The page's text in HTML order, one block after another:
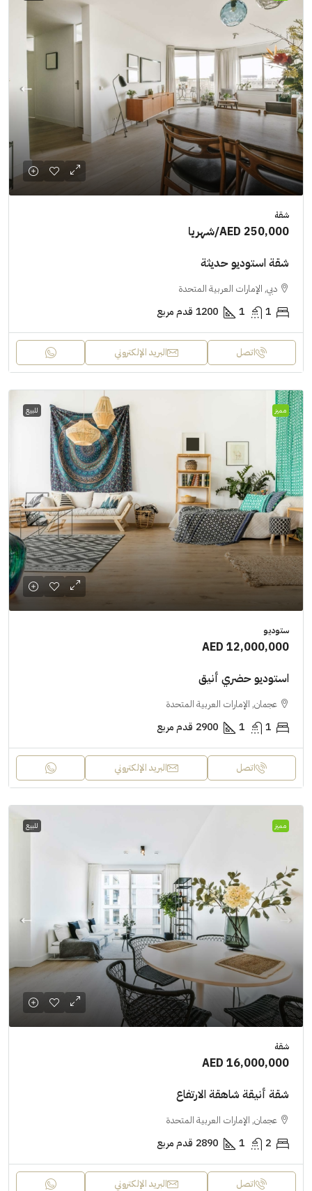
شقة
AED 250,000/شهريا
شقة استوديو حديثة
دبي, الإمارات العربية المتحدة
1
1
1200 قدم مربع
اتصل البريد الإلكتروني
مميز للبيع
ستوديو
AED 12,000,000
استوديو حضري أنيق
عجمان, الإمارات العربية المتحدة
1
1
2900 قدم مربع
اتصل البريد الإلكتروني
مميز للبيع
شقة
AED 16,000,000
شقة أنيقة شاهقة الارتفاع
عجمان, الإمارات العربية المتحدة
2
1
2890 قدم مربع
اتصل البريد الإلكتروني